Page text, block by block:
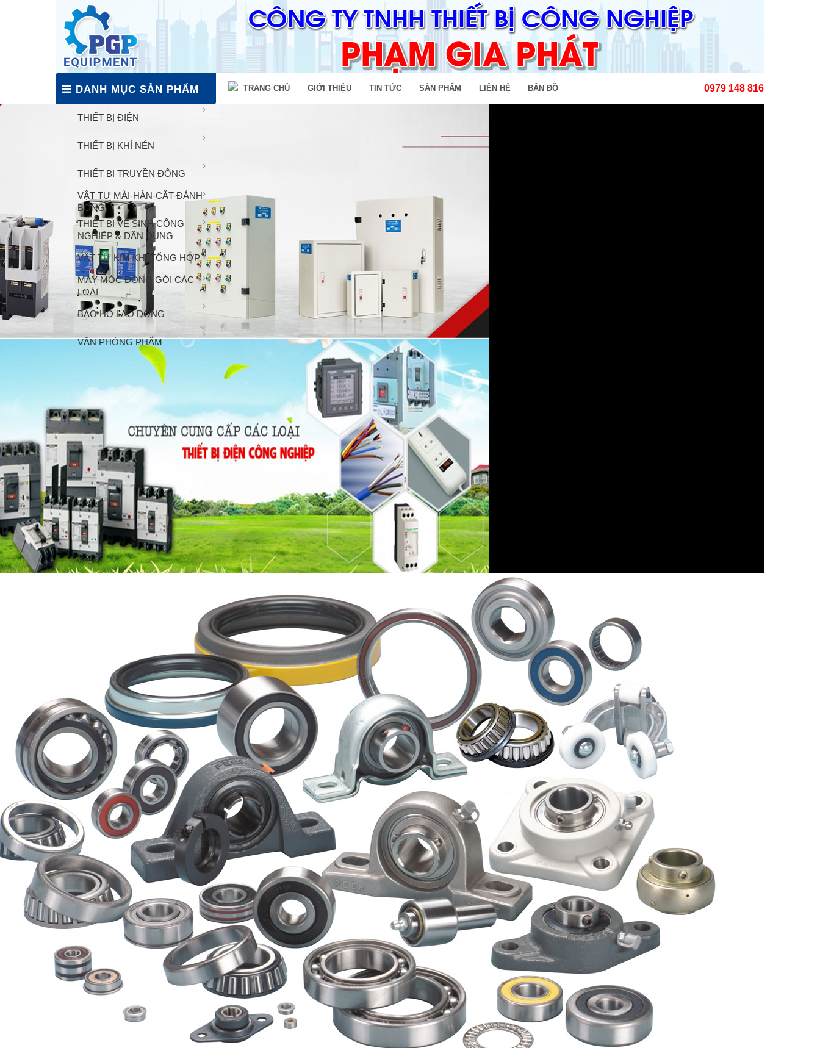
0979 148 816
DANH MỤC SẢN PHẨM TRANG CHỦ GIỚI THIỆU TIN TỨC SẢN PHẨM LIÊN HỆ BẢN ĐỒ
THIẾT BỊ ĐIỆN
THIẾT BỊ KHÍ NÉN
THIẾT BỊ TRUYỀN ĐỘNG
VẬT TƯ MÀI-HÀN-CẮT-ĐÁNH
BÓNG
THIẾT BỊ VỆ SINH CÔNG
NGHIỆP & DÂN DỤNG
VẬT TƯ KIM KHÍ TỔNG HỢP
MÁY MÓC ĐÓNG GÓI CÁC
LOẠI
BẢO HỘ LAO ĐỘNG
VĂN PHÒNG PHẨM